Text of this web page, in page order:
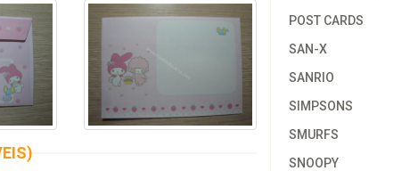
POST CARDS
SAN-X
SANRIO
SIMPSONS
SMURFS
SNOOPY